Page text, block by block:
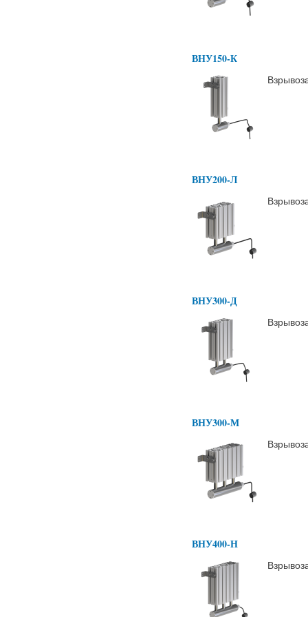
ВНУ150-К
ВНУ200-Л
ВНУ300-Д
ВНУ300-М
ВНУ400-Н